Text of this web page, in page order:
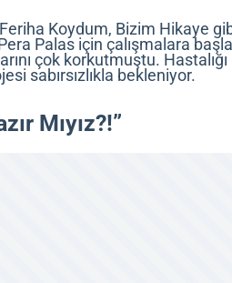
Feriha Koydum, Bizim Hikaye
Palas için çalışmalara
çok korkutmuştu.
sabırsızlıkla bekleniyor.
Mıyız?!”